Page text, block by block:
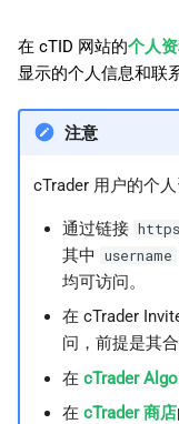
搜
索
个人资料图片
用户名
可见性
编辑个人信息
调整个人资料信息
调整是否公开展示
在 cTID 网站的个人
显示的个人信息和联
注意
cTrader 用户的个
通过链接
其中
username
均可访问。
在 cTrader
问，前提是其
在cTrader Algo
在cTrader 商店